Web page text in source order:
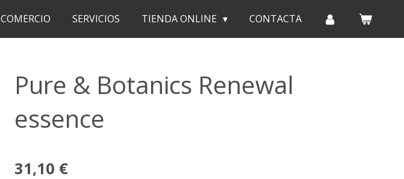
COMERCIO SERVICIOS TIENDA ONLINE CONTACTA
Pure & Botanics Renewal
essence
31,10 €